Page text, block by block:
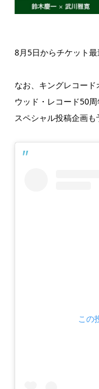
8月5日からチケット最
なお、キングレコー
ウッド・レコード50
スペシャル投稿企画も
この